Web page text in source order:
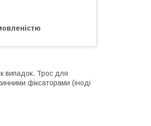
випадок. Трос для
фіксаторами (іноді